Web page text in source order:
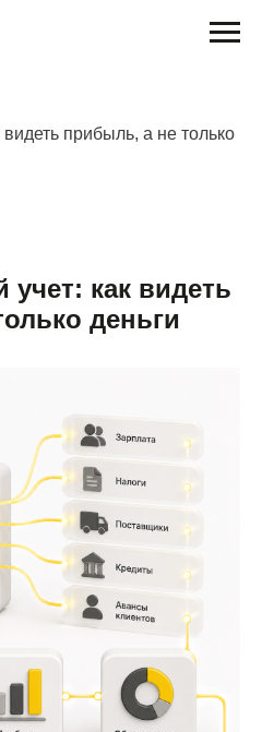
прибыль, а не только
учет: как видеть
деньги